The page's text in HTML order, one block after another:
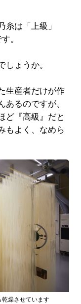
は「上級」
。
しょうか。
生産者だけが作
るのですが、
ど『高級』だと
もよく、なめら
燥させています